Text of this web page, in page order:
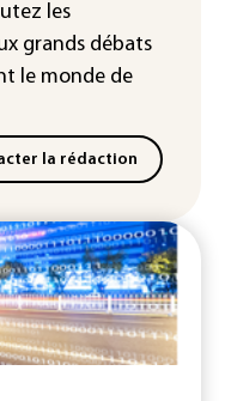
les
grands débats
le monde de
la rédaction